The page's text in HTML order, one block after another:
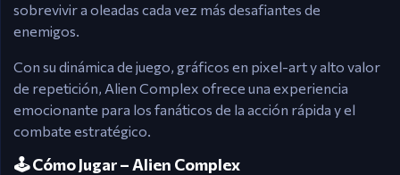
sobrevivir a oleadas cada vez más desafiantes de
enemigos.
Con su dinámica de juego, gráficos en pixel-art y alto valor
de repetición, Alien Complex ofrece una experiencia
emocionante para los fanáticos de la acción rápida y el
combate estratégico.
🕹️ Cómo Jugar – Alien Complex